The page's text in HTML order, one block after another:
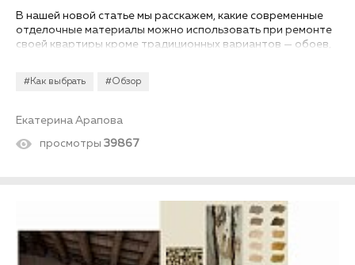
#Как выбрать #Обзор
В нашей новой статье мы расскажем, какие современные
отделочные материалы можно использовать при ремонте
своей квартиры кроме традиционных вариантов — обоев,
Екатерина Арапова
просмотры 39867